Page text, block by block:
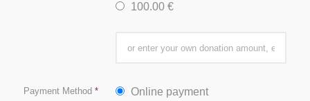
100.00 €
Payment Method *
Online payment